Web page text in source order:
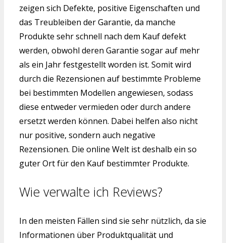
zeigen sich Defekte, positive Eigenschaften und
das Treubleiben der Garantie, da manche
Produkte sehr schnell nach dem Kauf defekt
werden, obwohl deren Garantie sogar auf mehr
als ein Jahr festgestellt worden ist. Somit wird
durch die Rezensionen auf bestimmte Probleme
bei bestimmten Modellen angewiesen, sodass
diese entweder vermieden oder durch andere
ersetzt werden können. Dabei helfen also nicht
nur positive, sondern auch negative
Rezensionen. Die online Welt ist deshalb ein so
guter Ort für den Kauf bestimmter Produkte.
Wie verwalte ich Reviews?
In den meisten Fällen sind sie sehr nützlich, da sie
Informationen über Produktqualität und